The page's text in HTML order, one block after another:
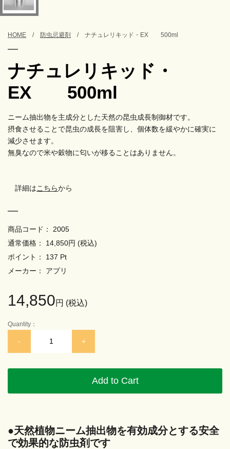
HOME 防虫忌避剤 ナチュレリキッド・EX 500ml
ナチュレリキッド・
EX 500ml
ニーム抽出物を主成分とした天然の昆虫成長制御材です。
摂食させることで昆虫の成長を阻害し、個体数を緩やかに確実に
減少させます。
無臭なので米や穀物に匂いが移ることはありません。
詳細はこちらから
商品コード
2005
通常価格
14,850円 (税込)
ポイント
137 Pt
メーカー
アプリ
14,850円 (税込)
Quantity
- +
Add to Cart
●天然植物ニーム抽出物を有効成分とする安全
で効果的な防虫剤です